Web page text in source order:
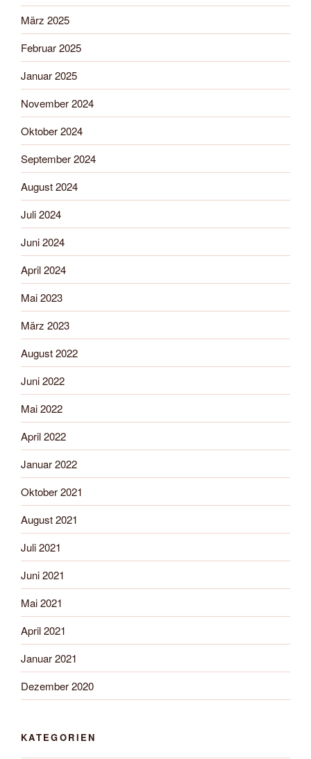
März 2025
Februar 2025
Januar 2025
November 2024
Oktober 2024
September 2024
August 2024
Juli 2024
Juni 2024
April 2024
Mai 2023
März 2023
August 2022
Juni 2022
Mai 2022
April 2022
Januar 2022
Oktober 2021
August 2021
Juli 2021
Juni 2021
Mai 2021
April 2021
Januar 2021
Dezember 2020
KATEGORIEN